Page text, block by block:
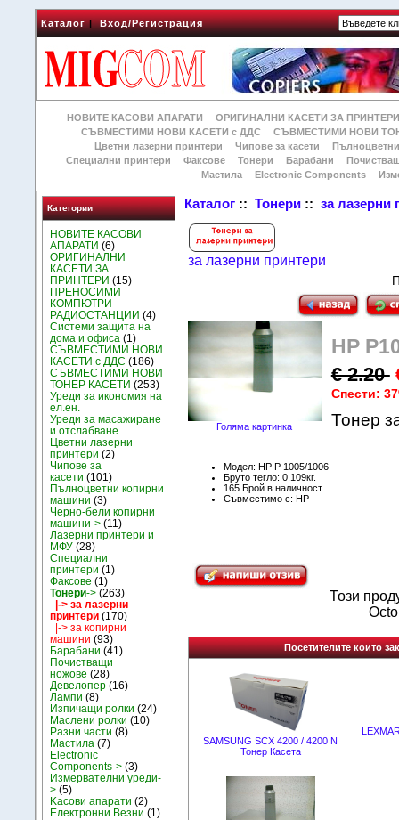
Каталог|Вход/Регистрация
НОВИТЕ КАСОВИ АПАРАТИ
ОРИГИНАЛНИ КАСЕТИ ЗА
СЪВМЕСТИМИ НОВИ КАСЕТИ с ДДС
СЪВМЕСТИМИ НОВИ
Цветни лазерни принтери
Чипове за касети
Специални принтери
Факсове Тонери Барабани
Мастила
Electronic Components
Категории
НОВИТЕ КАСОВИ
АПАРАТИ (6)
ОРИГИНАЛНИ
КАСЕТИ ЗА
ПРИНТЕРИ (15)
ПРЕНОСИМИ
КОМПЮТРИ
РАДИОСТАНЦИИ (4)
Системи защита на
дома и офиса (1)
СЪВМЕСТИМИ НОВИ
КАСЕТИ с ДДС (186)
СЪВМЕСТИМИ НОВИ
ТОНЕР КАСЕТИ (253)
Уреди за икономия на
ел.ен.
Уреди за масажиране
и отслабване
Цветни лазерни
принтери (2)
Чипове за
касети (101)
Пълноцветни копирни
машини (3)
Черно-бели копирни
машини-> (11)
Лазерни принтери и
МФУ (28)
Специални
принтери (1)
Факсове (1)
Тонери-> (263)
|-> за лазерни
принтери (170)
|-> за копирни
машини (93)
Барабани (41)
Почистващи
ножове (28)
Девелопер (16)
Лампи (8)
Изпичащи ролки (24)
Маслени ролки (10)
Разни части (8)
Мастила (7)
Electronic
Components-> (3)
Измервателни уреди-
> (5)
Kасови апарати (2)
Електронни Везни (1)
Каталог ::Тонери ::за лазерни
за лазерни принтери
Голяма картинка
HP
€ 2.20
Спести:
Тонер
Модел: HP P 1005/1006
Бруто тегло: 0.109кг.
165 Брой в наличност
Съвместимо с: HP
Този
Посетителите които
SAMSUNG SCX 4200 / 4200 N
Тонер Касета